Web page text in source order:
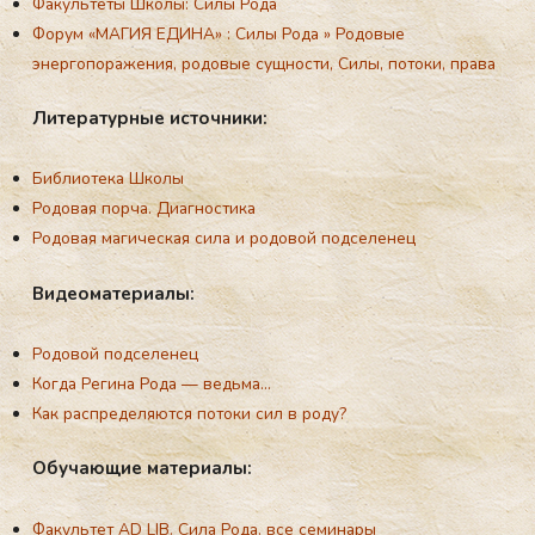
Форум «МАГИЯ ЕДИНА»:Силы Рoда »Родовые
энергопоражения, родовые сущности, Силы, потоки, права
Ли­те­ра­тур­ные ис­точ­ни­ки:
Библиотека Школы
Родовая порча. Диагностика
Родовая магическая сила и родовой подселенец
Ви­де­ома­те­ри­алы:
Родовой подселенец
Когда Регина Рода — ведьма…
Как распределяются потоки сил в рoду?
Обу­ча­ющие ма­те­ри­алы:
Факультет AD LIB. Сила Рoда. все семинары